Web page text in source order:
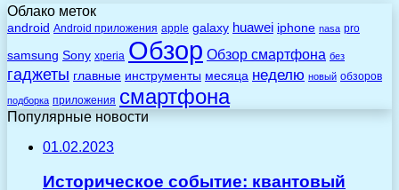
Облако меток
android Android приложения apple galaxy huawei iphone nasa pro
samsung Sony xperia Обзор Обзор смартфона без
гаджеты главные инструменты месяца неделю новый обзоров
подборка приложения смартфона
Популярные новости
01.02.2023
Историческое событие: квантовый